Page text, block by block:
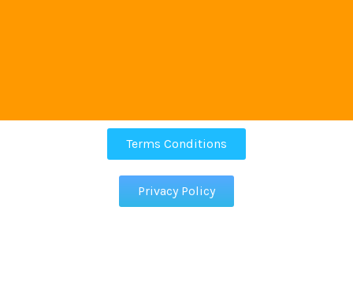
Terms Conditions
Privacy Policy